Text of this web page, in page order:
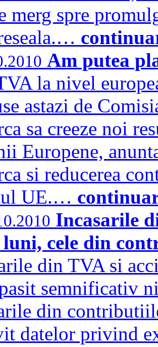
merg spre
Am putea
la nivel
astazi de
sa creeze noi
Europene,
si reducerea
UE.…
Incasarile
cele din
din TVA si
semnificativ
din
datelor privind